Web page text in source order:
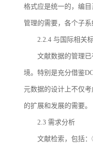
格式应是统一的，编
管理的需要，各个子
2.2.4 与国际相关
文献数据的管理
境。特别是充分借鉴
元数据的设计上不仅
的扩展和发展的需要。
2.3 需求分析
文献检索，包括